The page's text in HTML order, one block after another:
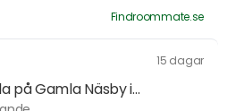
Findroommate.se
15 dagar
på Gamla Näsby i...